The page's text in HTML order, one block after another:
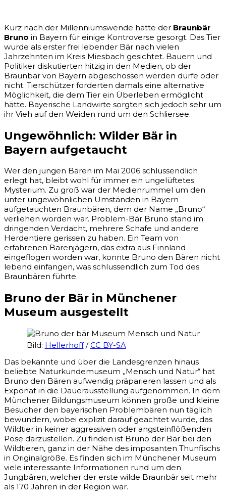
Kurz nach der Millenniumswende hatte der Braunbär
Bruno in Bayern für einige Kontroverse gesorgt. Das Tier
wurde als erster frei lebender Bär nach vielen
Jahrzehnten im Kreis Miesbach gesichtet. Bauern und
Politiker diskutierten hitzig in den Medien, ob der
Braunbär von Bayern abgeschossen werden dürfe oder
nicht. Tierschützer forderten damals eine alternative
Möglichkeit, die dem Tier ein Überleben ermöglicht
hätte. Bayerische Landwirte sorgten sich jedoch sehr um
ihr Vieh auf den Weiden rund um den Schliersee.
Ungewöhnlich: Wilder Bär in
Bayern aufgetaucht
Wer den jungen Bären im Mai 2006 schlussendlich
erlegt hat, bleibt wohl für immer ein ungelüftetes
Mysterium. Zu groß war der Medienrummel um den
unter ungewöhnlichen Umständen in Bayern
aufgetauchten Braunbären, dem der Name „Bruno“
verliehen worden war. Problem-Bär Bruno stand im
dringenden Verdacht, mehrere Schafe und andere
Herdentiere gerissen zu haben. Ein Team von
erfahrenen Bärenjägern, das extra aus Finnland
eingeflogen worden war, konnte Bruno den Bären nicht
lebend einfangen, was schlussendlich zum Tod des
Braunbären führte.
Bruno der Bär in Münchener
Museum ausgestellt
Bild: Hellerhoff/CC BY-SA
Das bekannte und über die Landesgrenzen hinaus
beliebte Naturkundemuseum „Mensch und Natur“ hat
Bruno den Bären aufwendig präparieren lassen und als
Exponat in die Dauerausstellung aufgenommen. In dem
Münchener Bildungsmuseum können große und kleine
Besucher den bayerischen Problembären nun täglich
bewundern, wobei explizit darauf geachtet wurde, das
Wildtier in keiner aggressiven oder angsteinflößenden
Pose darzustellen. Zu finden ist Bruno der Bär bei den
Wildtieren, ganz in der Nähe des imposanten Thunfischs
in Originalgröße. Es finden sich im Münchener Museum
viele interessante Informationen rund um den
Jungbären, welcher der erste wilde Braunbär seit mehr
als 170 Jahren in der Region war.